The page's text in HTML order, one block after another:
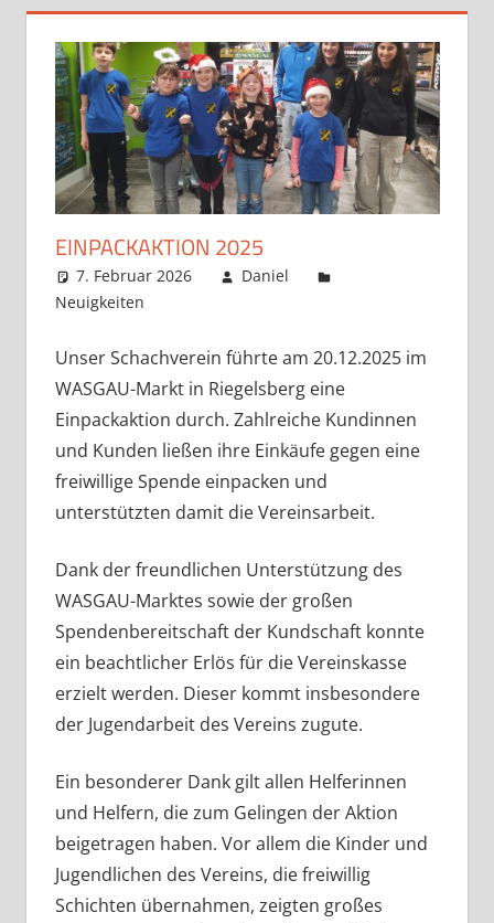
EINPACKAKTION 2025
7. Februar 2026
Daniel
Neuigkeiten
Unser Schachverein führte am 20.12.2025 im
WASGAU-Markt in Riegelsberg eine
Einpackaktion durch. Zahlreiche Kundinnen
und Kunden ließen ihre Einkäufe gegen eine
freiwillige Spende einpacken und
unterstützten damit die Vereinsarbeit.
Dank der freundlichen Unterstützung des
WASGAU-Marktes sowie der großen
Spendenbereitschaft der Kundschaft konnte
ein beachtlicher Erlös für die Vereinskasse
erzielt werden. Dieser kommt insbesondere
der Jugendarbeit des Vereins zugute.
Ein besonderer Dank gilt allen Helferinnen
und Helfern, die zum Gelingen der Aktion
beigetragen haben. Vor allem die Kinder und
Jugendlichen des Vereins, die freiwillig
Schichten übernahmen, zeigten großes